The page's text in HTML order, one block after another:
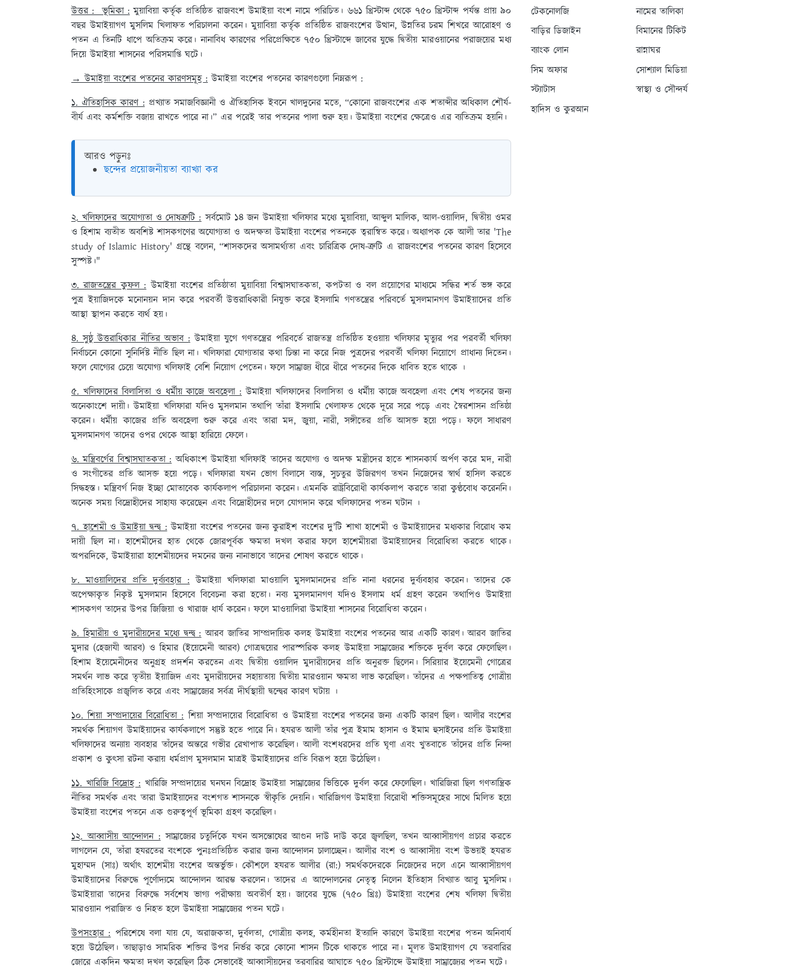
উত্তর : ভূমিকা :মুয়াবিয়া কর্তৃক প্রতিষ্ঠিত রাজবংশ উমাইয়া বংশ নামে পরিচিত। ৬৬১ খ্রিস্টাব্দ থেকে ৭৫০ খ্রিস্টাব্দ পর্যন্ত প্রায় ৯০
বছর উমাইয়াগণ মুসলিম খিলাফত পরিচালনা করেন। মুয়াবিয়া কর্তৃক প্রতিষ্ঠিত রাজবংশের উত্থান, উন্নতির চরম শিখরে আরোহণ ও
পতন এ তিনটি ধাপে অতিক্রম করে। নানাবিধ কারণের পরিপ্রেক্ষিতে ৭৫০ খ্রিস্টাব্দে জাবের যুদ্ধে দ্বিতীয় মারওয়ানের পরাজয়ের মধ্য
দিয়ে উমাইয়া শাসনের পরিসমাপ্তি ঘটে।
→ উমাইয়া বংশের পতনের কারণসমূহ : উমাইয়া বংশের পতনের কারণগুলো নিম্নরূপ :
১. ঐতিহাসিক কারণ :প্রখ্যাত সমাজবিজ্ঞানী ও ঐতিহাসিক ইবনে খালদুনের মতে, “কোনো রাজবংশের এক শতাব্দীর অধিকাল শৌর্য-
বীর্য এবং কর্মশক্তি বজায় রাখতে পারে না।” এর পরেই তার পতনের পালা শুরু হয়। উমাইয়া বংশের ক্ষেত্রেও এর ব্যতিক্রম হয়নি।
আরও পড়ুনঃ
ছন্দের প্রয়োজনীয়তা ব্যাখ্যা কর
২. খলিফাদের অযোগ্যতা ও দোষত্রুটি :সর্বমোট ১৪ জন উমাইয়া খলিফার মধ্যে মুয়াবিয়া, আব্দুল মালিক, আল-ওয়ালিদ, দ্বিতীয় ওমর
ও হিশাম ব্যতীত অবশিষ্ট শাসকগণের অযোগ্যতা ও অদক্ষতা উমাইয়া বংশের পতনকে ত্বরান্বিত করে। অধ্যাপক কে আলী তার 'The
study of Islamic History' গ্রন্থে বলেন, “শাসকদের অসামর্থ্যতা এবং চারিত্রিক দোষ-ত্রুটি এ রাজবংশের পতনের কারণ হিসেবে
সুস্পষ্ট।"
৩. রাজতন্ত্রের কুফল :উমাইয়া বংশের প্রতিষ্ঠাতা মুয়াবিয়া বিশ্বাসঘাতকতা, কপটতা ও বল প্রয়োগের মাধ্যমে সন্ধির শর্ত ভঙ্গ করে
পুত্র ইয়াজিদকে মনোনয়ন দান করে পরবর্তী উত্তরাধিকারী নিযুক্ত করে ইসলামি গণতন্ত্রের পরিবর্তে মুসলমানগণ উমাইয়াদের প্রতি
আস্থা স্থাপন করতে ব্যর্থ হয়।
৪. সুষ্ঠু উত্তরাধিকার নীতির অভাব :উমাইয়া যুগে গণতন্ত্রের পরিবর্তে রাজতন্ত্র প্রতিষ্ঠিত হওয়ায় খলিফার মৃত্যুর পর পরবর্তী খলিফা
নির্বাচনে কোনো সুনির্দিষ্ট নীতি ছিল না। খলিফারা যোগ্যতার কথা চিন্তা না করে নিজ পুত্রদের পরবর্তী খলিফা নিয়োগে প্রাধান্য দিতেন।
ফলে যোগ্যের চেয়ে অযোগ্য খলিফাই বেশি নিয়োগ পেতেন। ফলে সাম্রাজ্য ধীরে ধীরে পতনের দিকে ধাবিত হতে থাকে ।
৫. খলিফাদের বিলাসিতা ও ধর্মীয় কাজে অবহেলা :উমাইয়া খলিফাদের বিলাসিতা ও ধর্মীয় কাজে অবহেলা এবং শেষ পতনের জন্য
অনেকাংশে দায়ী। উমাইয়া খলিফারা যদিও মুসলমান তথাপি তাঁরা ইসলামি খেলাফত থেকে দূরে সরে পড়ে এবং স্বৈরশাসন প্রতিষ্ঠা
করেন। ধর্মীয় কাজের প্রতি অবহেলা শুরু করে এবং তারা মদ, জুয়া, নারী, সঙ্গীতের প্রতি আসক্ত হয়ে পড়ে। ফলে সাধারণ
মুসলমানগণ তাদের ওপর থেকে আস্থা হারিয়ে ফেলে।
৬. মন্ত্রিবর্গের বিশ্বাসঘাতকতা :অধিকাংশ উমাইয়া খলিফাই তাদের অযোগ্য ও অদক্ষ মন্ত্রীদের হাতে শাসনকার্য অর্পণ করে মদ, নারী
ও সংগীতের প্রতি আসক্ত হয়ে পড়ে। খলিফারা যখন ভোগ বিলাসে ব্যস্ত, সুচতুর উজিরগণ তখন নিজেদের স্বার্থ হাসিল করতে
সিদ্ধহস্ত। মন্ত্রিবর্গ নিজ ইচ্ছা মোতাবেক কার্যকলাপ পরিচালনা করেন। এমনকি রাষ্ট্রবিরোধী কার্যকলাপ করতে তারা কুণ্ঠবোধ করেননি।
অনেক সময় বিদ্রোহীদের সাহায্য করেছেন এবং বিদ্রোহীদের দলে যোগদান করে খলিফাদের পতন ঘটান ।
৭. হাশেমী ও উমাইয়া দ্বন্দ্ব :উমাইয়া বংশের পতনের জন্য কুরাইশ বংশের দু'টি শাখা হাশেমী ও উমাইয়াদের মধ্যকার বিরোধ কম
দায়ী ছিল না। হাশেমীদের হাত থেকে জোরপূর্বক ক্ষমতা দখল করার ফলে হাশেমীয়রা উমাইয়াদের বিরোধিতা করতে থাকে।
অপরদিকে, উমাইয়ারা হাশেমীয়দের দমনের জন্য নানাভাবে তাদের শোষণ করতে থাকে।
৮. মাওয়ালিদের প্রতি দুর্ব্যবহার : উমাইয়া খলিফারা মাওয়ালি মুসলমানদের প্রতি নানা ধরনের দুর্ব্যবহার করেন। তাদের কে
অপেক্ষাকৃত নিকৃষ্ট মুসলমান হিসেবে বিবেচনা করা হতো। নব্য মুসলমানগণ যদিও ইসলাম ধর্ম গ্রহণ করেন তথাপিও উমাইয়া
শাসকগণ তাদের উপর জিজিয়া ও খারাজ ধার্য করেন। ফলে মাওয়ালিরা উমাইয়া শাসনের বিরোধিতা করেন।
৯. হিমারীয় ও মুদারীয়দের মধ্যে দ্বন্দ্ব :আরব জাতির সাম্প্রদায়িক কলহ উমাইয়া বংশের পতনের আর একটি কারণ। আরব জাতির
মুদার (হেজাযী আরব) ও হিমার (ইয়েমেনী আরব) গোত্রদ্বয়ের পারস্পরিক কলহ উমাইয়া সাম্রাজ্যের শক্তিকে দুর্বল করে ফেলেছিল।
হিশাম ইয়েমেনীদের অনুগ্রহ প্রদর্শন করতেন এবং দ্বিতীয় ওয়ালিদ মুদারীয়দের প্রতি অনুরক্ত ছিলেন। সিরিয়ার ইয়েমেনী গোত্রের
সমর্থন লাভ করে তৃতীয় ইয়াজিদ এবং মুদারীয়দের সহায়তায় দ্বিতীয় মারওয়ান ক্ষমতা লাভ করেছিল। তাঁদের এ পক্ষপাতিত্ব গোত্রীয়
প্রতিহিংসাকে প্রজ্বলিত করে এবং সাম্রাজ্যের সর্বত্র দীর্ঘস্থায়ী দ্বন্দ্বের কারণ ঘটায় ।
১০. শিয়া সম্প্রদায়ের বিরোধিতা :শিয়া সম্প্রদায়ের বিরোধিতা ও উমাইয়া বংশের পতনের জন্য একটি কারণ ছিল। আলীর বংশের
সমর্থক শিয়াগণ উমাইয়াদের কার্যকলাপে সন্তুষ্ট হতে পারে নি। হযরত আলী তাঁর পুত্র ইমাম হাসান ও ইমাম হুসাইনের প্রতি উমাইয়া
খলিফাদের অন্যায় ব্যবহার তাঁদের অন্তরে গভীর রেখাপাত করেছিল। আলী বংশধরদের প্রতি ঘৃণা এবং খুতবাতে তাঁদের প্রতি নিন্দা
প্রকাশ ও কুৎসা রটনা করায় ধর্মপ্রাণ মুসলমান মাত্রই উমাইয়াদের প্রতি বিরূপ হয়ে উঠেছিল।
১১. খারিজি বিদ্রোহ :খারিজি সম্প্রদায়ের ঘনঘন বিদ্রোহ উমাইয়া সাম্রাজ্যের ভিত্তিকে দুর্বল করে ফেলেছিল। খারিজিরা ছিল গণতান্ত্রিক
নীতির সমর্থক এবং তারা উমাইয়াদের বংশগত শাসনকে স্বীকৃতি দেয়নি। খারিজিগণ উমাইয়া বিরোধী শক্তিসমূহের সাথে মিলিত হয়ে
উমাইয়া বংশের পতনে এক গুরুত্বপূর্ণ ভূমিকা গ্রহণ করেছিল।
১২. আব্বাসীয় আন্দোলন :সাম্রাজ্যের চতুর্দিকে যখন অসন্তোষের আগুন দাউ দাউ করে জ্বলছিল, তখন আব্বাসীয়গণ প্রচার করতে
লাগলেন যে, তাঁরা হযরতের বংশকে পুনঃপ্রতিষ্ঠিত করার জন্য আন্দোলন চালাচ্ছেন। আলীর বংশ ও আব্বাসীয় বংশ উভয়ই হযরত
মুহাম্মদ (সাঃ) অর্থাৎ হাশেমীয় বংশের অন্তর্ভুক্ত। কৌশলে হযরত আলীর (রা:) সমর্থকদেরকে নিজেদের দলে এনে আব্বাসীয়গণ
উমাইয়াদের বিরুদ্ধে পূর্ণোদ্যমে আন্দোলন আরম্ভ করলেন। তাদের এ আন্দোলনের নেতৃত্ব নিলেন ইতিহাস বিখ্যাত আবু মুসলিম।
উমাইয়ারা তাদের বিরুদ্ধে সর্বশেষ ভাগ্য পরীক্ষায় অবতীর্ণ হয়। জাবের যুদ্ধে (৭৫০ খ্রিঃ) উমাইয়া বংশের শেষ খলিফা দ্বিতীয়
মারওয়ান পরাজিত ও নিহত হলে উমাইয়া সাম্রাজ্যের পতন ঘটে।
উপসংহার :পরিশেষে বলা যায় যে, অরাজকতা, দুর্বলতা, গোত্রীয় কলহ, কর্মহীনতা ইত্যাদি কারণে উমাইয়া বংশের পতন অনিবার্য
হয়ে উঠেছিল। তাছাড়াও সামরিক শক্তির উপর নির্ভর করে কোনো শাসন টিকে থাকতে পারে না। মূলত উমাইয়াগণ যে তরবারির
জোরে একদিন ক্ষমতা দখল করেছিল ঠিক সেভাবেই আব্বাসীয়দের তরবারির আঘাতে ৭৫০ খ্রিস্টাব্দে উমাইয়া সাম্রাজ্যের পতন ঘটে।
টেকনোলজি
নামের তালিকা
বাড়ির ডিজাইন
বিমানের টিকিট
ব্যাংক লোন
রান্নাঘর
সিম অফার
সোশ্যাল মিডিয়া
স্ট্যাটাস
স্বাস্থ্য ও সৌন্দর্য
হাদিস ও কুরআন